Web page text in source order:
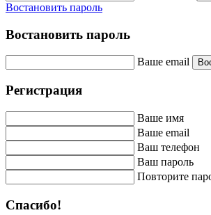
Востановить пароль
Востановить пароль
Ваше email
Регистрация
Ваше имя
Ваше email
Ваш телефон
Ваш пароль
Повторите
Спасибо!